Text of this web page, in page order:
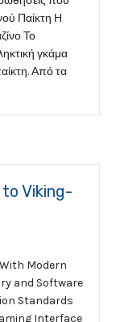
Παίκτη Η
Το
γκάμα
Από τα
to Viking-
Modern
and Software
Standards
Interface